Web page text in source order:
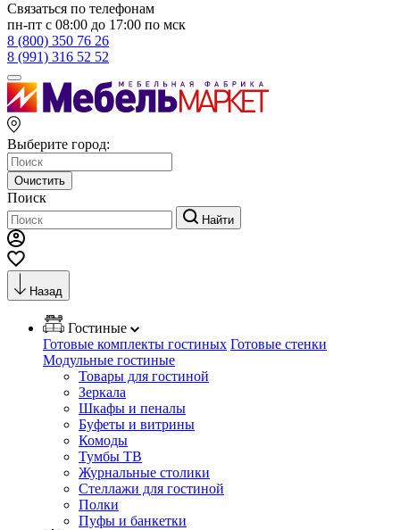
Связаться по телефонам
пн-пт с 08:00 до 17:00 по мск
8 (800) 350 76 26
8 (991) 316 52 52
Выберите город:
Очистить
Поиск
Найти
Назад
Гостиные
Готовые комплекты гостиных Готовые стенки
Модульные гостиные
Товары для гостиной
Зеркала
Шкафы и пеналы
Буфеты и витрины
Комоды
Тумбы ТВ
Журнальные столики
Стеллажи для гостиной
Полки
Пуфы и банкетки